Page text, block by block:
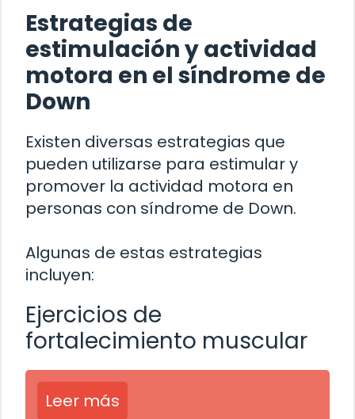
Estrategias de
estimulación y actividad
motora en el síndrome de
Down
Existen diversas estrategias que
pueden utilizarse para estimular y
promover la actividad motora en
personas con síndrome de Down.
Algunas de estas estrategias
incluyen:
Ejercicios de
fortalecimiento muscular
Leer más